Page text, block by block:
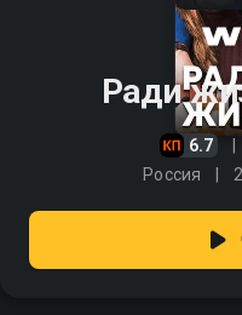
Ради
6.7
Россия